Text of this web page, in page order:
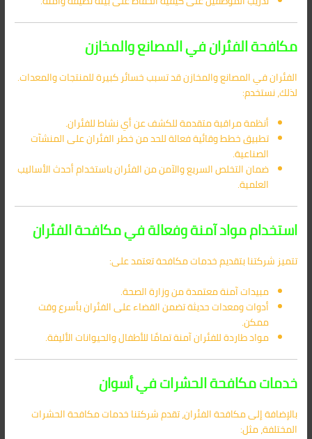
مكافحة الفئران في المصانع والمخازن
الفئران في المصانع والمخازن قد تسبب خسائر كبيرة للمنتجات والمعدات.
لذلك، نستخدم:
أنظمة مراقبة متقدمة للكشف عن أي نشاط للفئران.
تطبيق خطط وقائية فعالة للحد من خطر الفئران على المنشآت
الصناعية.
ضمان التخلص السريع والآمن من الفئران باستخدام أحدث الأساليب
العلمية.
استخدام مواد آمنة وفعالة في مكافحة الفئران
تتميز شركتنا بتقديم خدمات مكافحة تعتمد على:
مبيدات آمنة معتمدة من وزارة الصحة.
أدوات ومعدات حديثة تضمن القضاء على الفئران بأسرع وقت
ممكن.
مواد طاردة للفئران آمنة تمامًا للأطفال والحيوانات الأليفة.
خدمات مكافحة الحشرات في أسوان
بالإضافة إلى مكافحة الفئران، تقدم شركتنا خدمات مكافحة الحشرات
المختلفة، مثل: